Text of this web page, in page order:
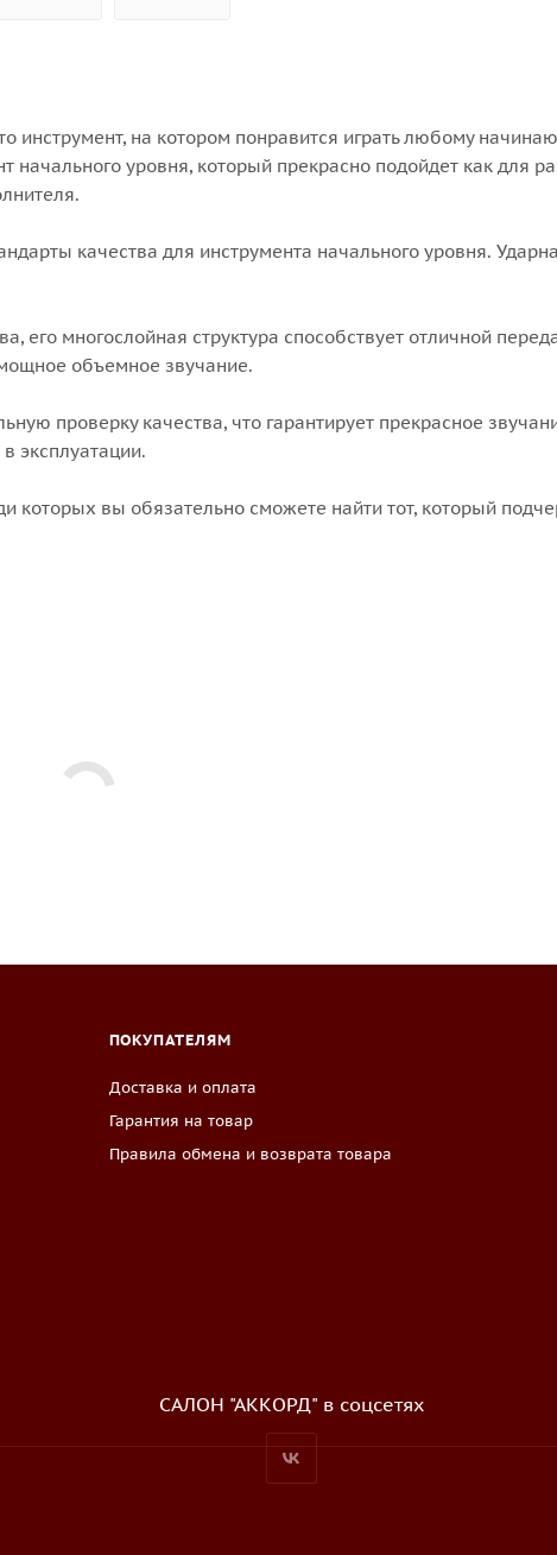
инструмент, на котором понравится играть любому
начального уровня, который прекрасно подойдет как для
качества для инструмента начального уровня.
его многослойная структура способствует отличной
объемное звучание.
проверку качества, что гарантирует прекрасное
эксплуатации.
которых вы обязательно сможете найти тот, который
ПОКУПАТЕЛЯМ
Доставка и оплата
Гарантия на товар
Правила обмена и возврата товара
САЛОН "АККОРД" в соцсетях